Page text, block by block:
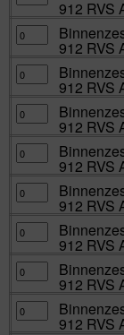
|
100
aantal
M
X
50
|
100
aantal
DIN
RVS
A2
M
X
55
|
100
aantal
912 RVS
Binnenzeskantbout
cilinderkop
DIN
RVS
A2
M
X
60
|
100
aantal
912 RVS
Binnenzeskantbout
cilinderkop
DIN
RVS
A2
M
X
65
|
100
aantal
912 RVS
Binnenzeskantbout
cilinderkop
DIN
RVS
A2
M
X
70
|
100
aantal
912 RVS
Binnenzeskantbout
cilinderkop
DIN
RVS
A2
M
X
80
|
100
aantal
912 RVS
Binnenzeskantbout
cilinderkop
DIN
RVS
A2
M
X
90
|
100
aantal
912 RVS
Binnenzeskantbout
cilinderkop
DIN
RVS
A2
M
X
100
|
912 RVS
Binnenzeskantbout
cilinderkop
DIN
RVS
A2
M
912 RVS
Binnenzeskantbout
cilinderkop
DIN 912 RVS